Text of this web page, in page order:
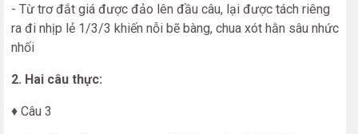
- Từ trơ đắt giá được đảo lên đầu câu, lại được tách riêng
ra đi nhịp lẻ 1/3/3 khiến nỗi bẽ bàng, chua xót hằn sâu nhức
nhối
2. Hai câu thực:
♦ Câu 3